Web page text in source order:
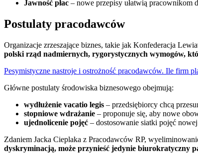
Jawność płac – nowe przepisy ułatwią pracownikom
Postulaty pracodawców
Organizacje zrzeszające biznes, takie jak Konfederacja
polski rząd nadmiernych, rygorystycznych wymogów,
Pesymistyczne nastroje i ostrożność pracodawców. Ile firm
Główne postulaty środowiska biznesowego obejmują:
wydłużenie vacatio legis – przedsiębiorcy chcą
stopniowe wdrażanie – proponuje się, aby nowe
ujednolicenie pojęć – dostosowanie siatki pojęć
Zdaniem Jacka Cieplaka z Pracodawców RP,
dyskryminacją, może przynieść jedynie biurokratyczny